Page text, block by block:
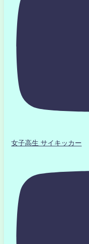
女子高生 サイキッカー